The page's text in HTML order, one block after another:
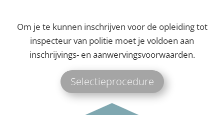
Om je te kunnen inschrijven voor de opleiding tot
inspecteur van politie moet je voldoen aan
inschrijvings- en aanwervingsvoorwaarden.
Selectieprocedure